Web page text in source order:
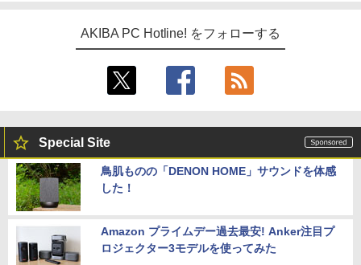
AKIBA PC Hotline! をフォローする
Special Site
鳥肌ものの「DENON HOME」サウンドを体感
した！
Amazon プライムデー過去最安! Anker注目プ
ロジェクター3モデルを使ってみた